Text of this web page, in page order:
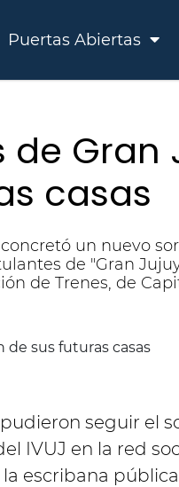
Puertas Abiertas
de
casas
un nuevo
de "Gran
de Trenes, de
seguir el
IVUJ en la red
escribana